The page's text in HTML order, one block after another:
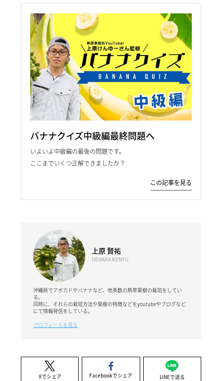
バナナクイズ中級編最終問題へ
いよいよ中級編の最後の問題です。
ここまでいくつ正解できましたか？
この記事を見る
上原 賢祐
UEHARA KENYU
沖縄県でアボカドやバナナなど、他多数の熱帯果樹の栽培をしてい
る。
同時に、それらの栽培方法や果樹の特徴などをyoutubeやブログなど
にて情報発信をしている。
プロフィールを見る
Xでシェア Facebookでシェア LINEで送る